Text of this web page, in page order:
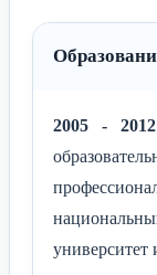
2005 -